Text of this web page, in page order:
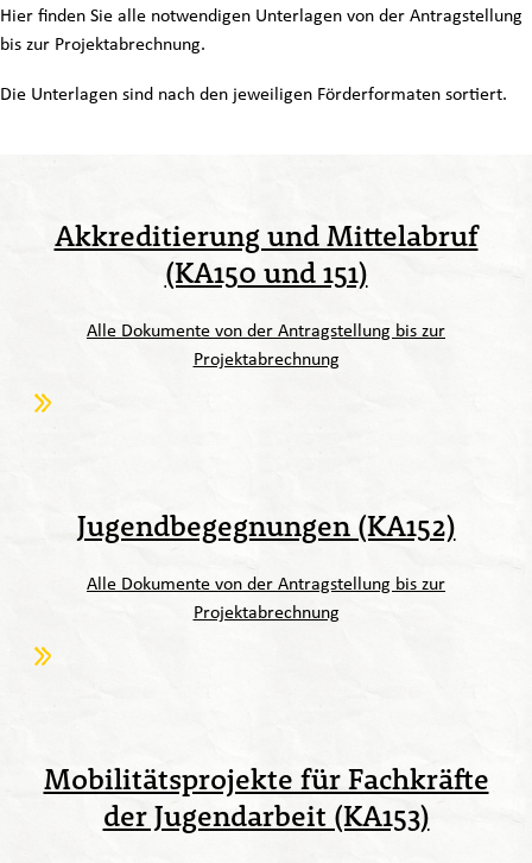
Hier finden Sie alle notwendigen Unterlagen von der Antragstellung
bis zur Projektabrechnung.
Die Unterlagen sind nach den jeweiligen Förderformaten sortiert.
Akkreditierung und Mittelabruf
(KA150 und 151)
Alle Dokumente von der Antragstellung bis zur
Projektabrechnung
Jugendbegegnungen (KA152)
Alle Dokumente von der Antragstellung bis zur
Projektabrechnung
Mobilitätsprojekte für Fachkräfte
der Jugendarbeit (KA153)